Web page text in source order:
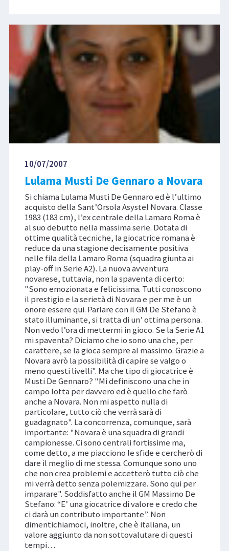
10/07/2007
Lulama Musti De Gennaro a Novara
Si chiama Lulama Musti De Gennaro ed è l’ultimo
acquisto della Sant’Orsola Asystel Novara. Classe
1983 (183 cm), l’ex centrale della Lamaro Roma è
al suo debutto nella massima serie. Dotata di
ottime qualità tecniche, la giocatrice romana è
reduce da una stagione decisamente positiva
nelle fila della Lamaro Roma (squadra giunta ai
play-off in Serie A2). La nuova avventura
novarese, tuttavia, non la spaventa di certo:
"Sono emozionata e felicissima. Tutti conoscono
il prestigio e la serietà di Novara e per me è un
onore essere qui. Parlare con il GM De Stefano è
stato illuminante, si tratta di un’ ottima persona.
Non vedo l’ora di mettermi in gioco. Se la Serie A1
mi spaventa? Diciamo che io sono una che, per
carattere, se la gioca sempre al massimo. Grazie a
Novara avrò la possibilità di capire se valgo o
meno questi livelli". Ma che tipo di giocatrice è
Musti De Gennaro? "Mi definiscono una che in
campo lotta per davvero ed è quello che farò
anche a Novara. Non mi aspetto nulla di
particolare, tutto ciò che verrà sarà di
guadagnato". La concorrenza, comunque, sarà
importante: "Novara è una squadra di grandi
campionesse. Ci sono centrali fortissime ma,
come detto, a me piacciono le sfide e cercherò di
dare il meglio di me stessa. Comunque sono uno
che non crea problemi e accetterò tutto ciò che
mi verrà detto senza polemizzare. Sono qui per
imparare". Soddisfatto anche il GM Massimo De
Stefano: “E’ una giocatrice di valore e credo che
ci darà un contributo importante”. Non
dimentichiamoci, inoltre, che è italiana, un
valore aggiunto da non sottovalutare di questi
tempi…